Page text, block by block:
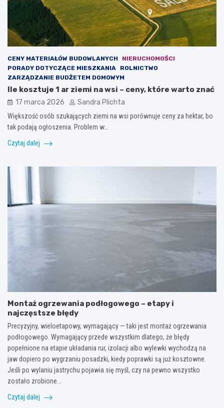
CENY MATERIAŁÓW BUDOWLANYCH
NIERUCHOMOŚCI
PORADY DOTYCZĄCE MIESZKANIA
ROLNICTWO
ZARZĄDZANIE BUDŻETEM DOMOWYM
Ile kosztuje 1 ar ziemi na wsi – ceny, które warto znać
17 marca 2026 Sandra Plichta
Większość osób szukających ziemi na wsi porównuje ceny za hektar, bo
tak podają ogłoszenia. Problem w…
Czytaj dalej
Montaż ogrzewania podłogowego – etapy i
najczęstsze błędy
Precyzyjny, wieloetapowy, wymagający — taki jest montaż ogrzewania
podłogowego. Wymagający przede wszystkim dlatego, że błędy
popełnione na etapie układania rur, izolacji albo wylewki wychodzą na
jaw dopiero po wygrzaniu posadzki, kiedy poprawki są już kosztowne.
Jeśli po wylaniu jastrychu pojawia się myśl, czy na pewno wszystko
zostało zrobione…
Czytaj dalej